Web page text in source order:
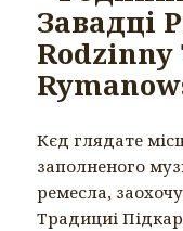
Завадці
Rodzinny
Кєд глядате
заполненого
ремесла,
Традициі